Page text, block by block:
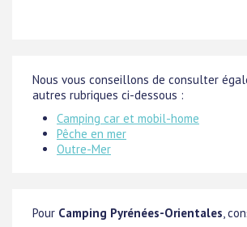
Nous vous conseillons de consulter
autres rubriques ci-dessous :
Camping car et mobil-home
Pêche en mer
Outre-Mer
Pour Camping Pyrénées-Orientales ,